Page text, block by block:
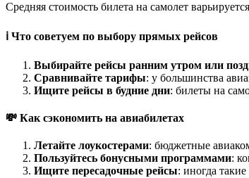
Средняя стоимость билета на самолет
ℹ️ Что советуем по выбору прямых рейсов
Выбирайте рейсы ранним утром или
Сравнивайте тарифы: у большинства
Ищите рейсы в будние дни: билеты на
💸 Как сэкономить на авиабилетах
Летайте лоукостерами: бюджетные
Пользуйтесь бонусными программами:
Ищите пересадочные рейсы: иногда